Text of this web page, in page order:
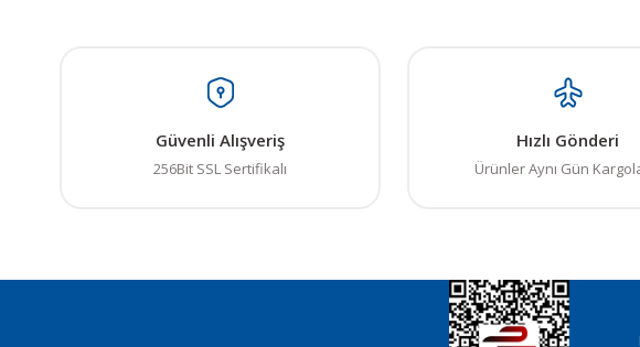
Güvenli Alışveriş
256Bit SSL Sertifikalı
Hızlı Gönderi
Ürünler Aynı Gün